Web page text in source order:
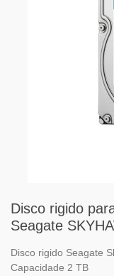
Disco rigido
Seagate
Disco rigido Seagate
Capacidade 2 TB